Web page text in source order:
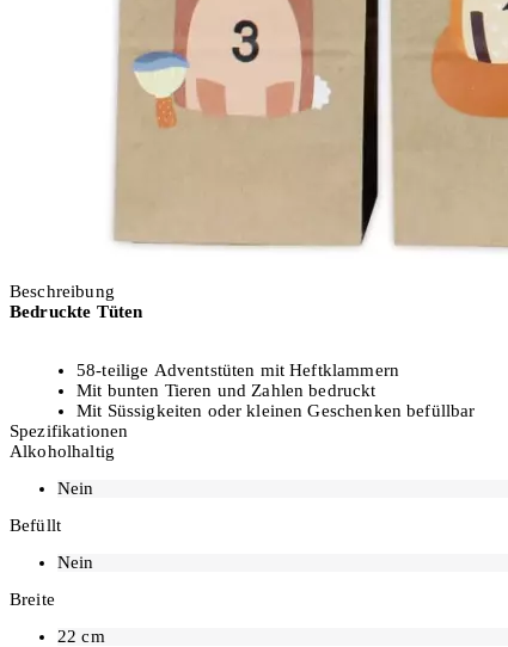
Beschreibung
Bedruckte Tüten
58-teilige Adventstüten mit Heftklammern
Mit bunten Tieren und Zahlen bedruckt
Mit Süssigkeiten oder kleinen Geschenken befüllbar
Aus Papier gefertigt
Farbe: Braun, Mehrfarbig
Spezifikationen
Alkoholhaltig
Nein
Befüllt
Nein
Breite
22cm